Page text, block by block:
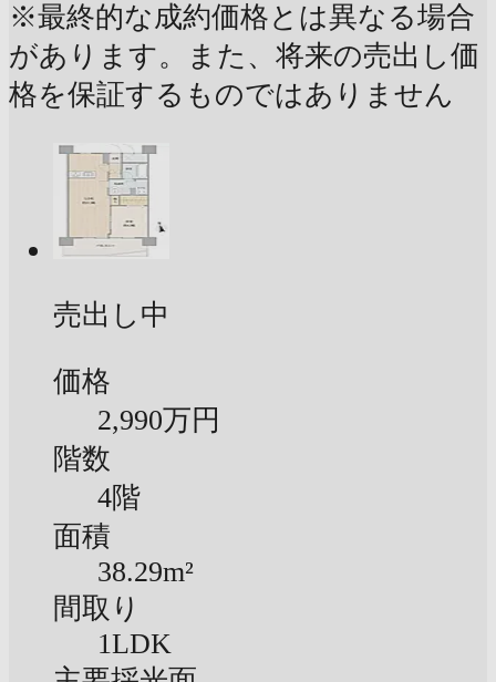
※最終的な成約価格とは異なる場合
があります。また、将来の売出し価
格を保証するものではありません
売出し中
価格
2,990万円
階数
4階
面積
38.29m²
間取り
1LDK